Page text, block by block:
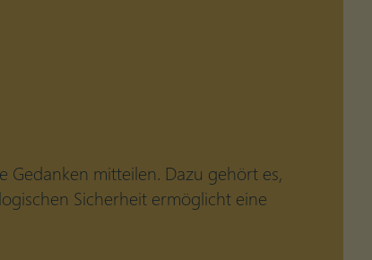
Gedanken mitteilen. Dazu gehört es,
Sicherheit ermöglicht eine